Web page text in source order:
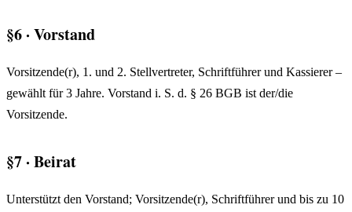
§6 · Vorstand
Vorsitzende(r), 1. und 2. Stellvertreter, Schriftführer und Kassierer –
gewählt für 3 Jahre. Vorstand i. S. d. § 26 BGB ist der/die
Vorsitzende.
§7 · Beirat
Unterstützt den Vorstand; Vorsitzende(r), Schriftführer und bis zu 10